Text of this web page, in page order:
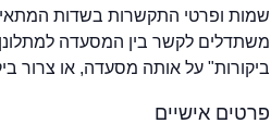
שמות ופרטי התקשרות בשדות
משתדלים לקשר בין המסעדה
ביקורות" על אותה מסעדה, או צרור
פרטים אישיים